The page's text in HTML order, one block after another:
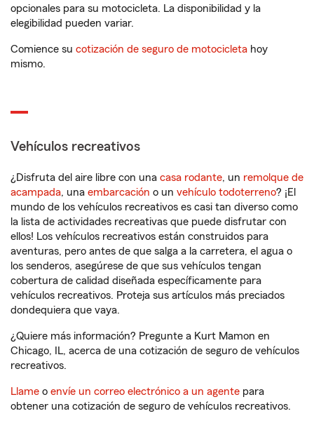
opcionales para su motocicleta. La disponibilidad y la
elegibilidad pueden variar.
Comience su cotización de seguro de motocicleta hoy
mismo.
Vehículos recreativos
¿Disfruta del aire libre con una casa rodante, un remolque de
acampada, una embarcación o un vehículo todoterreno? ¡El
mundo de los vehículos recreativos es casi tan diverso como
la lista de actividades recreativas que puede disfrutar con
ellos! Los vehículos recreativos están construidos para
aventuras, pero antes de que salga a la carretera, el agua o
los senderos, asegúrese de que sus vehículos tengan
cobertura de calidad diseñada específicamente para
vehículos recreativos. Proteja sus artículos más preciados
dondequiera que vaya.
¿Quiere más información? Pregunte a Kurt Mamon en
Chicago, IL, acerca de una cotización de seguro de vehículos
recreativos.
Llame o envíe un correo electrónico a un agente para
obtener una cotización de seguro de vehículos recreativos.